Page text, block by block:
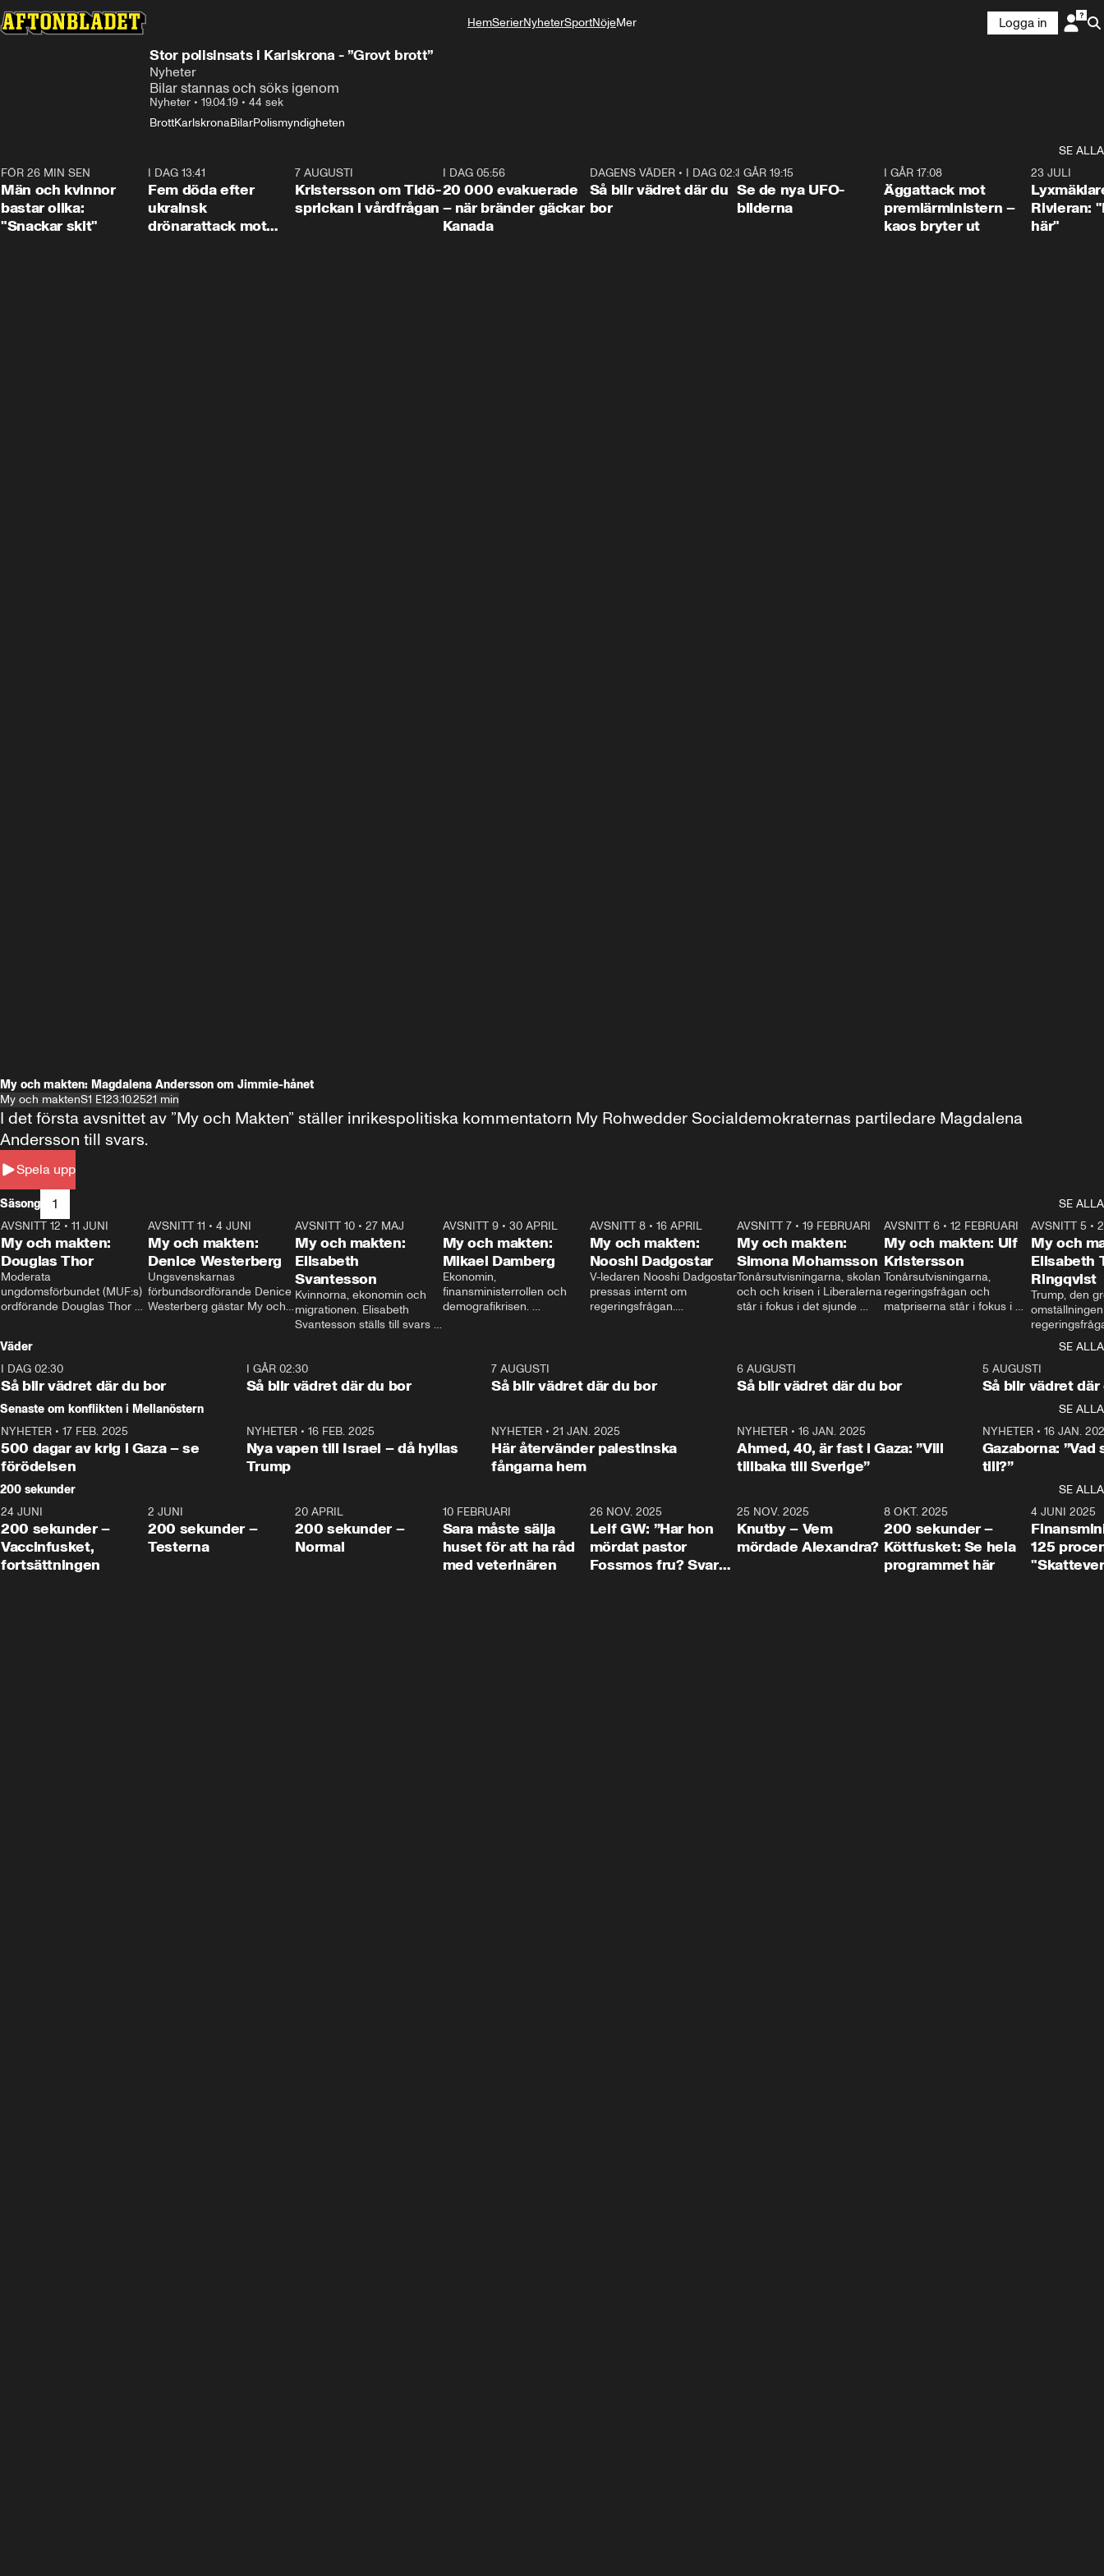
HemSerierNyheterSportNöjeMer
Logga in
Stor polisinsats i Karlskrona - ”Grovt brott”
Nyheter
Bilar stannas och söks igenom
Nyheter • 19.04.19 • 44 sek
BrottKarlskronaBilarPolismyndigheten
SE ALLA
FÖR 26 MIN SEN
Män och kvinnor
bastar olika:
"Snackar skit"
0:29
I DAG 13:41
Fem döda efter
ukrainsk
drönarattack mot
7 AUGUSTI
Kristersson om Tidö-
sprickan i vårdfrågan
I DAG 05:56
20 000 evakuerade
– när bränder gäckar
Kanada
1:06
DAGENS VÄDER• I DAG 02:30
Så blir vädret där du
bor
I GÅR 19:15
Se de nya UFO-
bilderna
0:37
I GÅR 17:08
Äggattack mot
premiärministern –
kaos bryter ut
23 JULI
Rivieran:
här"
My och makten: Magdalena Andersson om Jimmie-hånet
My och maktenS1 E123.10.2521 min
Spela upp
I det första avsnittet av ”My och Makten” ställer inrikespolitiska kommentatorn My Rohwedder Socialdemokraternas partiledare Magdalena
Andersson till svars.
Säsong 1
SE ALLA
26:27
AVSNITT 12 • 11 JUNI
My och makten:
Douglas Thor
Moderata
ungdomsförbundet (MUF:s)
ordförande Douglas Thor
tonårsutvisningarna och hur
Moderaterna ska locka
väljare till valet i höst.
23:40
AVSNITT 11 •4 JUNI
My och makten:
Denice Westerberg
Ungsvenskarnas
förbundsordförande Denice
Westerberg gästar My och
AVSNITT 10 •27 MAJ
My och makten:
Elisabeth
Svantesson
Kvinnorna, ekonomin och
migrationen. Elisabeth
Svantesson ställs till svars
AVSNITT 9• 30 APRIL
My och makten:
Mikael Damberg
Ekonomin,
finansministerrollen och
demografikrisen.
och Makten.
AVSNITT 8• 16 APRIL
My och makten:
Nooshi Dadgostar
V-ledaren Nooshi Dadgostar
pressas internt om
regeringsfrågan.
– Vi ställer upp i val. Ska vi
vara med så sitter vi förstås
24:30
AVSNITT 7• 19 FEBRUARI
My och makten:
Simona Mohamsson
Tonårsutvisningarna, skolan
och och krisen i Liberalerna
står i fokus i det sjunde
kommentator My
Rohwedder ställer
utbildnings- och
Mohamsson till svars.
27:30
AVSNITT 6 •12 FEBRUARI
My och makten: Ulf
Kristersson
Tonårsutvisningarna,
regeringsfrågan och
matpriserna står i fokus i
Rohwedder ställer
statsminister Ulf Kristersson
AVSNITT 5 •
My och
Elisabeth
Ringqvist
Trump, den
centrum i
avsnittet av
Makten”. Se
Aftonbladets
Rohwedder
Thand Ring
Väder
SE ALLA
I DAG 02:30
Så blir vädret där du bor
1:06
I GÅR 02:30
Så blir vädret där du bor
7 AUGUSTI
Så blir vädret där du bor
6 AUGUSTI
Så blir vädret där du bor
5 AUGUSTI
Så blir vädret där
Senaste om konflikten i Mellanöstern
SE ALLA
NYHETER • 17 FEB. 2025
500 dagar av krig i Gaza – se
förödelsen
NYHETER• 16 FEB. 2025
Nya vapen till Israel – då hyllas
Trump
NYHETER •21 JAN. 2025
Här återvänder palestinska
fångarna hem
NYHETER• 16 JAN. 2025
Ahmed, 40, är fast i Gaza: ”Vill
tillbaka till Sverige”
NYHETER• 16 JAN.
Gazaborna:
till?”
200 sekunder
SE ALLA
5:00
24 JUNI
200 sekunder –
Vaccinfusket,
fortsättningen
4:23
2 JUNI
200 sekunder –
Testerna
20 APRIL
200 sekunder –
Normal
10 FEBRUARI
Sara måste sälja
huset för att ha råd
med veterinären
26 NOV. 2025
Leif GW: ”Har hon
mördat pastor
Fossmos fru? Svar
31:05
25 NOV. 2025
Knutby – Vem
mördade Alexandra?
4:29
8 OKT. 2025
200 sekunder –
Köttfusket: Se hela
programmet här
4 JUNI 2025
125